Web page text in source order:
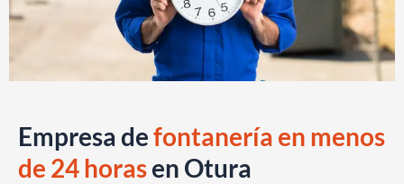
Empresa defontanería en menos
de 24 horasen Otura